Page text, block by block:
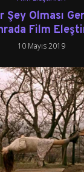
Şey Olması
Film
10 Mayıs 2019